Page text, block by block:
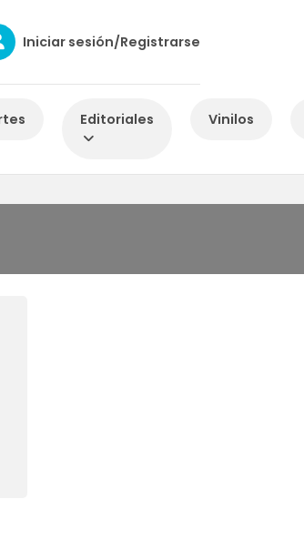
Iniciar sesión/Registrarse
Editoriales Vinilos